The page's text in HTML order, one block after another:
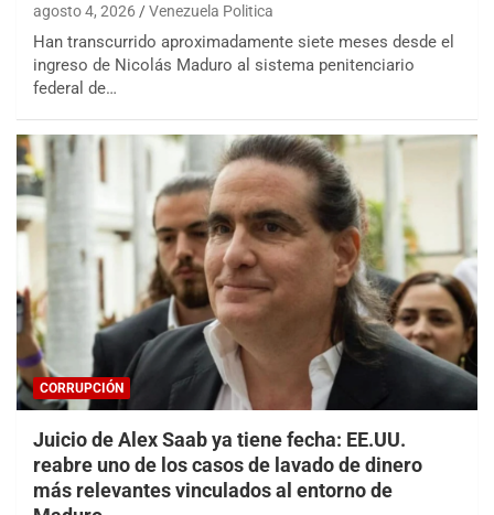
agosto 4, 2026 Venezuela Politica
Han transcurrido aproximadamente siete meses desde el
ingreso de Nicolás Maduro al sistema penitenciario
federal de…
CORRUPCIÓN
Juicio de Alex Saab ya tiene fecha: EE.UU.
reabre uno de los casos de lavado de dinero
más relevantes vinculados al entorno de